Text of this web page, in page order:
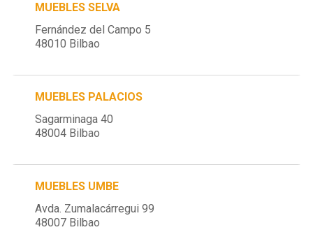
MUEBLES SELVA
Fernández del Campo 5
48010 Bilbao
MUEBLES PALACIOS
Sagarminaga 40
48004 Bilbao
MUEBLES UMBE
Avda. Zumalacárregui 99
48007 Bilbao